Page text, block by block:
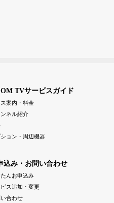
TVサービスガイド
ス案内・料金
ネル紹介
ョン・周辺機器
込み・お問い合わせ
んお申込み
ス追加・変更
合わせ